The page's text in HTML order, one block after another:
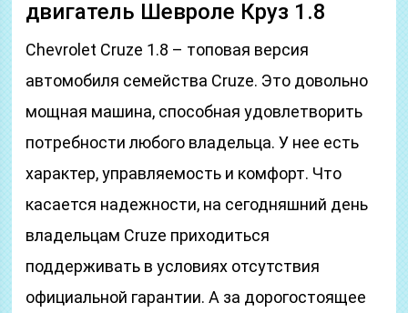
двигатель Шевроле Круз 1.8
Chevrolet Cruze 1.8 – топовая версия
автомобиля семейства Cruze. Это довольно
мощная машина, способная удовлетворить
потребности любого владельца. У нее есть
характер, управляемость и комфорт. Что
касается надежности, на сегодняшний день
владельцам Cruze приходиться
поддерживать в условиях отсутствия
официальной гарантии. А за дорогостоящее